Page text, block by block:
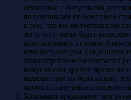
связанные с бонусными
полученными от Компании
в том, что вы пытаетесь ими
того, если нами будет
использования игроком
отменить бонусы для данного
Злоупотреблением считается
бонусов или других промо по
нацеленным на безопасный
промо и получение
Компания предпримет все